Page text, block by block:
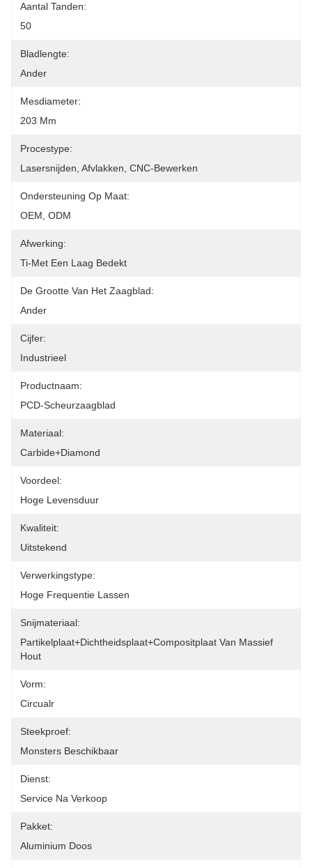
Aantal Tanden:
50
Bladlengte:
Ander
Mesdiameter:
203 Mm
Procestype:
Lasersnijden, Afvlakken, CNC-Bewerken
Ondersteuning Op Maat:
OEM, ODM
Afwerking:
Ti-Met Een Laag Bedekt
De Grootte Van Het Zaagblad:
Ander
Cijfer:
Industrieel
Productnaam:
PCD-Scheurzaagblad
Materiaal:
Carbide+Diamond
Voordeel:
Hoge Levensduur
Kwaliteit:
Uitstekend
Verwerkingstype:
Hoge Frequentie Lassen
Snijmateriaal:
Partikelplaat+dichtheidsplaat+compositplaat Van Massief
Hout
Vorm:
Circualr
Steekproef:
Monsters Beschikbaar
Dienst:
Service Na Verkoop
Pakket:
Aluminium Doos